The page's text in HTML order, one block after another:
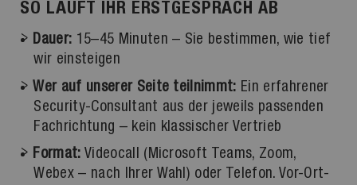
SO LÄUFT IHR ERSTGESPRÄCH AB
Dauer: 15–45 Minuten – Sie bestimmen, wie tief
wir einsteigen
Wer auf unserer Seite teilnimmt: Ein erfahrener
Security-Consultant aus der jeweils passenden
Fachrichtung – kein klassischer Vertrieb
Format: Videocall (Microsoft Teams, Zoom,
Webex – nach Ihrer Wahl) oder Telefon. Vor-Ort-